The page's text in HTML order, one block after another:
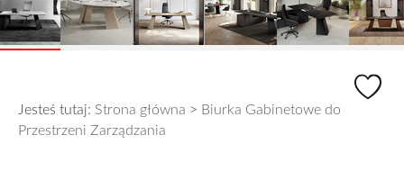
Jesteś tutaj: Strona główna > Biurka Gabinetowe do
Przestrzeni Zarządzania